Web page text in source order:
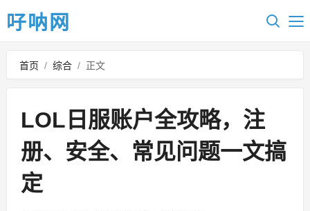
吇呐网
首页 / 综合 / 正文
LOL日服账户全攻略，注
册、安全、常见问题一文搞
定